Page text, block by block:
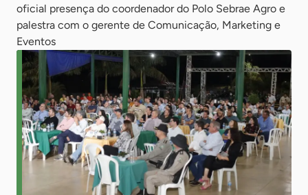
oficial presença do coordenador do Polo Sebrae Agro e
palestra com o gerente de Comunicação, Marketing e
Eventos